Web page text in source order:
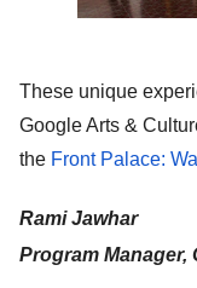
These unique
Google Arts &
the Front Palace:
Rami Jawhar
Program Manager,